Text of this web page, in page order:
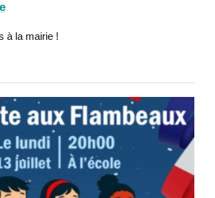
à la mairie !